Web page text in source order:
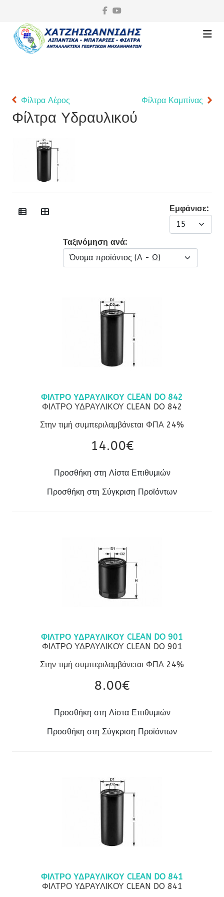
Φίλτρα Αέρος Φίλτρα Καμπίνας
Φίλτρα Υδραυλικού
Εμφάνισε:
Ταξινόμηση ανά:
ΦΙΛΤΡΟ ΥΔΡΑΥΛΙΚΟΥ CLEAN DO 842
ΦΙΛΤΡΟ ΥΔΡΑΥΛΙΚΟΥ CLEAN DO 842
Στην τιμή συμπεριλαμβάνεται ΦΠΑ 24%
14.00‎€
Προσθήκη στη Λίστα Επιθυμιών
Προσθήκη στη Σύγκριση Προϊόντων
ΦΙΛΤΡΟ ΥΔΡΑΥΛΙΚΟΥ CLEAN DO 901
ΦΙΛΤΡΟ ΥΔΡΑΥΛΙΚΟΥ CLEAN DO 901
Στην τιμή συμπεριλαμβάνεται ΦΠΑ 24%
8.00‎€
Προσθήκη στη Λίστα Επιθυμιών
Προσθήκη στη Σύγκριση Προϊόντων
ΦΙΛΤΡΟ ΥΔΡΑΥΛΙΚΟΥ CLEAN DO 841
ΦΙΛΤΡΟ ΥΔΡΑΥΛΙΚΟΥ CLEAN DO 841